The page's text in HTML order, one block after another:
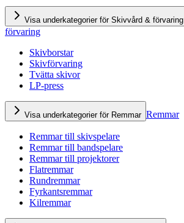
Visa underkategorier för Skivvård & förvaring
förvaring
Skivborstar
Skivförvaring
Tvätta skivor
LP-press
Visa underkategorier för Remmar Remmar
Remmar till skivspelare
Remmar till bandspelare
Remmar till projektorer
Flatremmar
Rundremmar
Fyrkantsremmar
Kilremmar